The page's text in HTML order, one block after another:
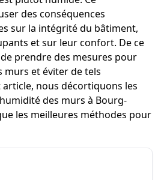
des conséquences
sur la intégrité du bâtiment,
et sur leur confort. De ce
prendre des mesures pour
et éviter de tels
nous décortiquons les
des murs à Bourg-
les meilleures méthodes pour